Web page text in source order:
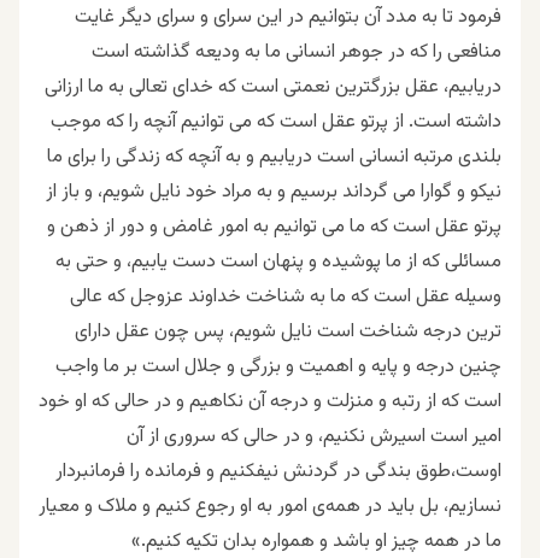
فرمود تا به مدد آن بتوانیم در این سرای و سرای دیگر غایت
منافعی را که در جوهر انسانی ما به ودیعه گذاشته است
دریابیم، عقل بزرگترین نعمتی است که خدای تعالی به ما ارزانی
داشته است. از پرتو عقل است که می توانیم آنچه را که موجب
بلندی مرتبه انسانی است دریابیم و به آنچه که زندگی را برای ما
نیکو و گوارا می گرداند برسیم و به مراد خود نایل شویم، و باز از
پرتو عقل است که ما می توانیم به امور غامض و دور از ذهن و
مسائلی که از ما پوشیده و پنهان است دست یابیم، و حتی به
وسیله عقل است که ما به شناخت خداوند عزوجل که عالی
ترین درجه شناخت است نایل شویم، پس چون عقل دارای
چنین درجه و پایه و اهمیت و بزرگی و جلال است بر ما واجب
است که از رتبه و منزلت و درجه آن نکاهیم و در حالی که او خود
امیر است اسیرش نکنیم، و در حالی که سروری از آن
اوست،طوق بندگی در گردنش نیفکنیم و فرمانده را فرمانبردار
نسازیم، بل باید در همه‌ی امور به او رجوع کنیم و ملاک و معیار
ما در همه چیز او باشد و همواره بدان تکیه کنیم.»